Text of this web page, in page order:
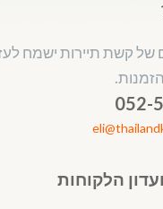
של קשת תיירות ישמח
הלקוחות